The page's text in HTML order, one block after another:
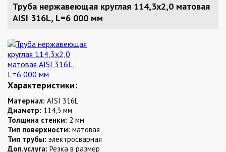
Труба нержавеющая круглая 114,3х2,0 матовая
AISI 316L, L=6 000 мм
Характеристики:
Материал: AISI 316L
Диаметр: 114,3 мм
Толщина стенки: 2 мм
Тип поверхности: матовая
Тип трубы: электросварная
Доп.услуга: Резка в размер